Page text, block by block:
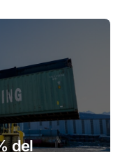
del